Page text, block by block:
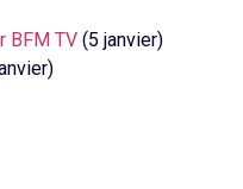
BFM TV (5 janvier)